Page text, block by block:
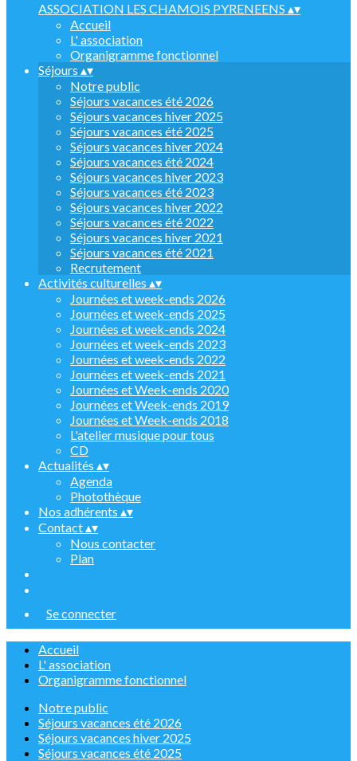
ASSOCIATION LES CHAMOIS PYRENEENS ▴▾
Accueil
L' association
Organigramme fonctionnel
Séjours ▴▾
Notre public
Séjours vacances été 2026
Séjours vacances hiver 2025
Séjours vacances été 2025
Séjours vacances hiver 2024
Séjours vacances été 2024
Séjours vacances hiver 2023
Séjours vacances été 2023
Séjours vacances hiver 2022
Séjours vacances été 2022
Séjours vacances hiver 2021
Séjours vacances été 2021
Recrutement
Activités culturelles ▴▾
Journées et week-ends 2026
Journées et week-ends 2025
Journées et week-ends 2024
Journées et week-ends 2023
Journées et week-ends 2022
Journées et week-ends 2021
Journées et Week-ends 2020
Journées et Week-ends 2019
Journées et Week-ends 2018
L'atelier musique pour tous
CD
Actualités ▴▾
Agenda
Photothèque
Nos adhérents ▴▾
Contact▴▾
Nous contacter
Plan
Se connecter
Accueil
L' association
Organigramme fonctionnel
Notre public
Séjours vacances été 2026
Séjours vacances hiver 2025
Séjours vacances été 2025